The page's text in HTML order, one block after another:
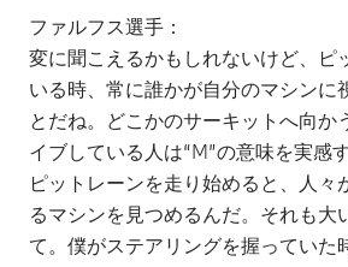
ファルフス選手：
変に聞こえるかもしれないけど、ピ
いる時、常に誰かが自分のマシンに
とだね。どこかのサーキットへ向か
イブしている人は“M”の意味を実感
ピットレーンを走り始めると、人々
るマシンを見つめるんだ。それも大
て。僕がステアリングを握っていた